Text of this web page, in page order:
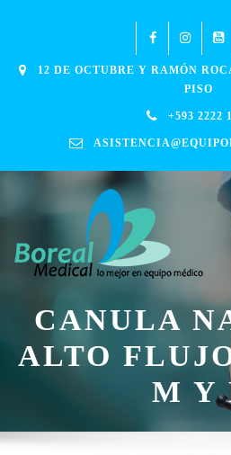
12 DE OCTUBRE Y RAMÓN
PISO
+593 2222
CANULA
ALTO
M Y